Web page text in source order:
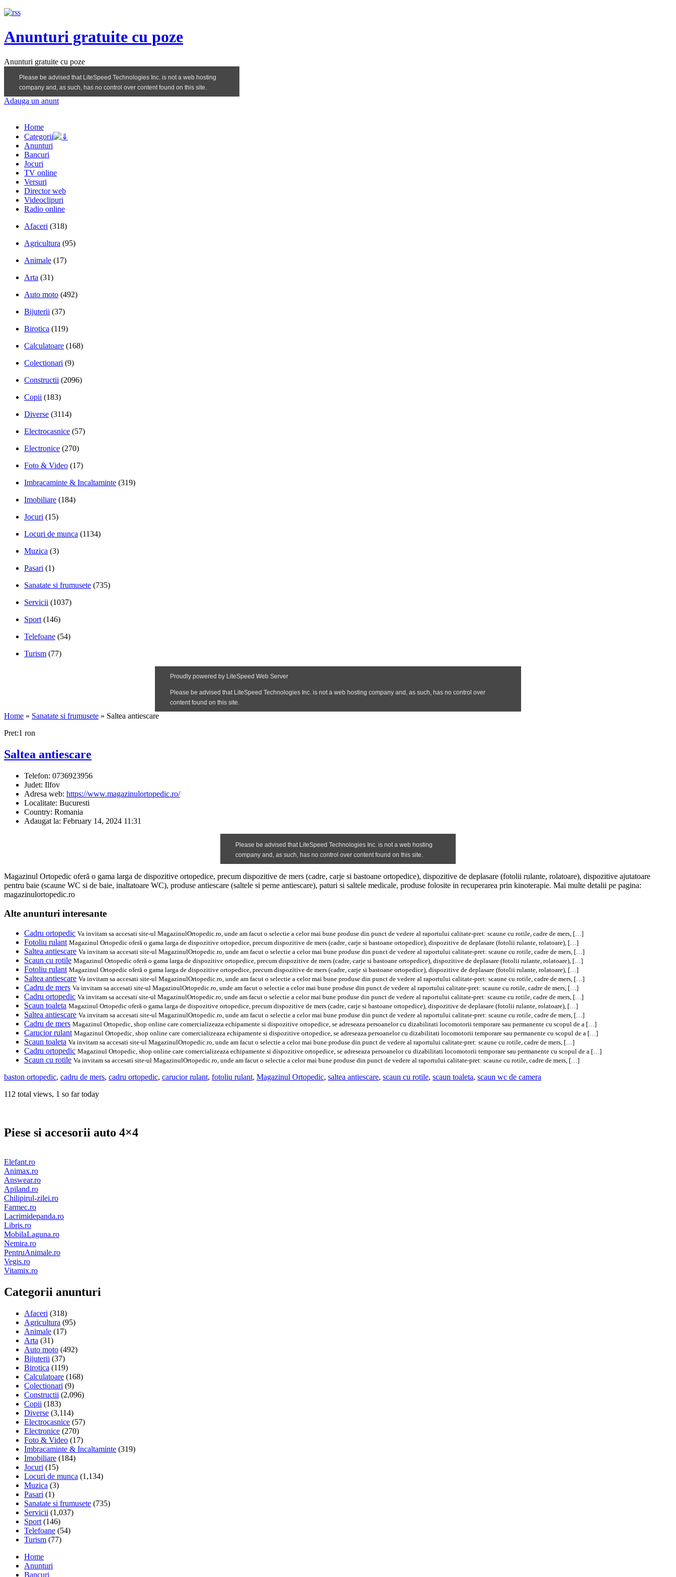
Anunturi gratuite cu poze
Anunturi gratuite cu poze
Adauga un anunt
Home
Categorii
Anunturi
Bancuri
Jocuri
TV online
Versuri
Director web
Videoclipuri
Radio online
Afaceri (318)
Agricultura (95)
Animale (17)
Arta (31)
Auto moto (492)
Bijuterii (37)
Birotica (119)
Calculatoare (168)
Colectionari (9)
Constructii (2096)
Copii (183)
Diverse (3114)
Electrocasnice (57)
Electronice (270)
Foto & Video (17)
Imbracaminte & Incaltaminte (319)
Imobiliare (184)
Jocuri (15)
Locuri de munca (1134)
Muzica (3)
Pasari (1)
Sanatate si frumusete (735)
Servicii (1037)
Sport (146)
Telefoane (54)
Turism (77)
Home » Sanatate si frumusete » Saltea antiescare
Pret:1 ron
Saltea antiescare
Telefon: 0736923956
Judet: Ilfov
Adresa web: https://www.magazinulortopedic.ro/
Localitate: Bucuresti
Country: Romania
Adaugat la: February 14, 2024 11:31
Magazinul Ortopedic oferă o gama larga de dispozitive ortopedice, precum dispozitive de mers (cadre, carje si bastoane ortopedice), dispozitive de deplasare (fotolii rulante, rolatoare), dispozitive ajutatoare
pentru baie (scaune WC si de baie, inaltatoare WC), produse antiescare (saltele si perne antiescare), paturi si saltele medicale, produse folosite in recuperarea prin kinoterapie. Mai multe detalii pe pagina:
magazinulortopedic.ro
Alte anunturi interesante
Cadru ortopedic Va invitam sa accesati site-ul MagazinulOrtopedic.ro, unde am facut o selectie a celor mai bune produse din punct de vedere al raportului calitate-pret: scaune cu rotile, cadre de mers, […]
Fotoliu rulant Magazinul Ortopedic oferă o gama larga de dispozitive ortopedice, precum dispozitive de mers (cadre, carje si bastoane ortopedice), dispozitive de deplasare (fotolii rulante, rolatoare), […]
Saltea antiescare Va invitam sa accesati site-ul MagazinulOrtopedic.ro, unde am facut o selectie a celor mai bune produse din punct de vedere al raportului calitate-pret: scaune cu rotile, cadre de mers, […]
Scaun cu rotile Magazinul Ortopedic oferă o gama larga de dispozitive ortopedice, precum dispozitive de mers (cadre, carje si bastoane ortopedice), dispozitive de deplasare (fotolii rulante, rolatoare), […]
Fotoliu rulant Magazinul Ortopedic oferă o gama larga de dispozitive ortopedice, precum dispozitive de mers (cadre, carje si bastoane ortopedice), dispozitive de deplasare (fotolii rulante, rolatoare), […]
Saltea antiescare Va invitam sa accesati site-ul MagazinulOrtopedic.ro, unde am facut o selectie a celor mai bune produse din punct de vedere al raportului calitate-pret: scaune cu rotile, cadre de mers, […]
Cadru de mers Va invitam sa accesati site-ul MagazinulOrtopedic.ro, unde am facut o selectie a celor mai bune produse din punct de vedere al raportului calitate-pret: scaune cu rotile, cadre de mers, […]
Cadru ortopedic Va invitam sa accesati site-ul MagazinulOrtopedic.ro, unde am facut o selectie a celor mai bune produse din punct de vedere al raportului calitate-pret: scaune cu rotile, cadre de mers, […]
Scaun toaleta Magazinul Ortopedic oferă o gama larga de dispozitive ortopedice, precum dispozitive de mers (cadre, carje si bastoane ortopedice), dispozitive de deplasare (fotolii rulante, rolatoare), […]
Saltea antiescare Va invitam sa accesati site-ul MagazinulOrtopedic.ro, unde am facut o selectie a celor mai bune produse din punct de vedere al raportului calitate-pret: scaune cu rotile, cadre de mers, […]
Cadru de mers Magazinul Ortopedic, shop online care comercializeaza echipamente si dispozitive ortopedice, se adreseaza persoanelor cu dizabilitati locomotorii temporare sau permanente cu scopul de a […]
Carucior rulant Magazinul Ortopedic, shop online care comercializeaza echipamente si dispozitive ortopedice, se adreseaza persoanelor cu dizabilitati locomotorii temporare sau permanente cu scopul de a […]
Scaun toaleta Va invitam sa accesati site-ul MagazinulOrtopedic.ro, unde am facut o selectie a celor mai bune produse din punct de vedere al raportului calitate-pret: scaune cu rotile, cadre de mers, […]
Cadru ortopedic Magazinul Ortopedic, shop online care comercializeaza echipamente si dispozitive ortopedice, se adreseaza persoanelor cu dizabilitati locomotorii temporare sau permanente cu scopul de a […]
Scaun cu rotile Va invitam sa accesati site-ul MagazinulOrtopedic.ro, unde am facut o selectie a celor mai bune produse din punct de vedere al raportului calitate-pret: scaune cu rotile, cadre de mers, […]
baston ortopedic, cadru de mers, cadru ortopedic, carucior rulant, fotoliu rulant, Magazinul Ortopedic, saltea antiescare, scaun cu rotile, scaun toaleta, scaun wc de camera
112 total views, 1 so far today
Piese si accesorii auto 4×4
Elefant.ro
Animax.ro
Answear.ro
Apiland.ro
Chilipirul-zilei.ro
Farmec.ro
Lacrimidepanda.ro
Libris.ro
MobilaLaguna.ro
Nemira.ro
PentruAnimale.ro
Vegis.ro
Vitamix.ro
Categorii anunturi
Afaceri (318)
Agricultura (95)
Animale (17)
Arta (31)
Auto moto (492)
Bijuterii (37)
Birotica (119)
Calculatoare (168)
Colectionari (9)
Constructii (2,096)
Copii (183)
Diverse (3,114)
Electrocasnice (57)
Electronice (270)
Foto & Video (17)
Imbracaminte & Incaltaminte (319)
Imobiliare (184)
Jocuri (15)
Locuri de munca (1,134)
Muzica (3)
Pasari (1)
Sanatate si frumusete (735)
Servicii (1,037)
Sport (146)
Telefoane (54)
Turism (77)
Home
Anunturi
Bancuri